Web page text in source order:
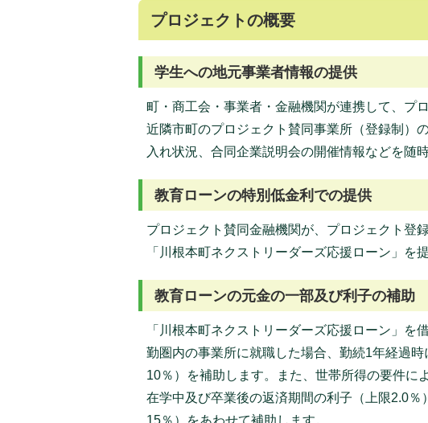
プロジェクトの概要
学生への地元事業者情報の提供
町・商工会・事業者・金融機関が連携して、プ
近隣市町のプロジェクト賛同事業所（登録制）
入れ状況、合同企業説明会の開催情報などを随
教育ローンの特別低金利での提供
プロジェクト賛同金融機関が、プロジェクト登
「川根本町ネクストリーダーズ応援ローン」を
教育ローンの元金の一部及び利子の補助
「川根本町ネクストリーダーズ応援ローン」を
勤圏内の事業所に就職した場合、勤続1年経過
10％）を補助します。また、世帯所得の要件に
在学中及び卒業後の返済期間の利子（上限2.0
15％）をあわせて補助します。